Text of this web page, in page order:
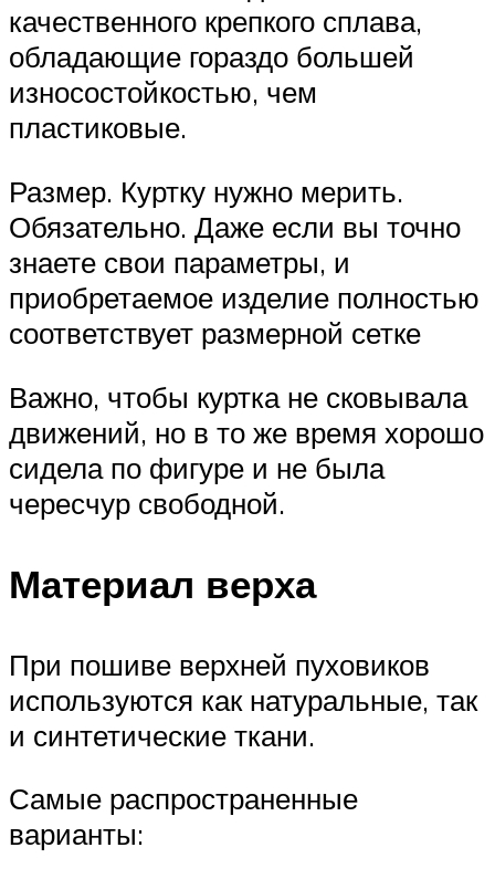
качественного крепкого сплава,
обладающие гораздо большей
износостойкостью, чем
пластиковые.
Размер. Куртку нужно мерить.
Обязательно. Даже если вы точно
знаете свои параметры, и
приобретаемое изделие полностью
соответствует размерной сетке
Важно, чтобы куртка не сковывала
движений, но в то же время хорошо
сидела по фигуре и не была
чересчур свободной.
Материал верха
При пошиве верхней пуховиков
используются как натуральные, так
и синтетические ткани.
Самые распространенные
варианты: